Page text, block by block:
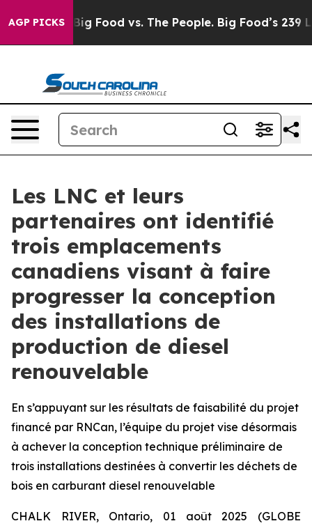
AGP PICKS
Big Food vs. The People. Big Food’s 239 Lawsuits
Les LNC et leurs
partenaires ont identifié
trois emplacements
canadiens visant à faire
progresser la conception
des installations de
production de diesel
renouvelable
En s’appuyant sur les résultats de faisabilité du projet
financé par RNCan, l’équipe du projet vise désormais
à achever la conception technique préliminaire de
trois installations destinées à convertir les déchets de
bois en carburant diesel renouvelable
CHALK RIVER, Ontario, 01 août 2025 (GLOBE